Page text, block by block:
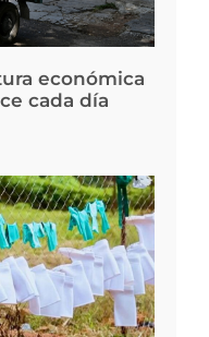
económica
cada día